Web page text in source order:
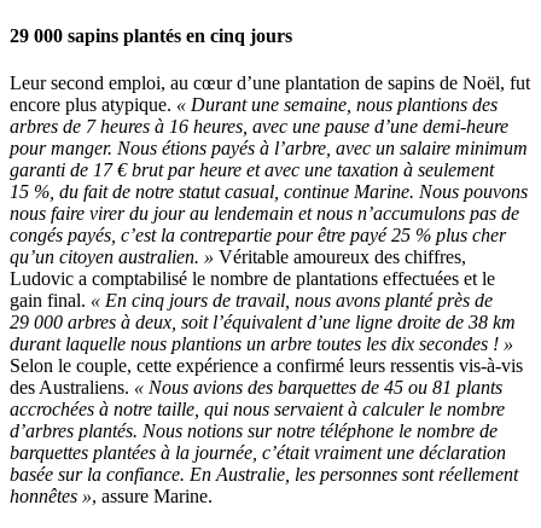
29 000 sapins plantés en cinq jours
Leur second emploi, au cœur d’une plantation de sapins de Noël, fut
encore plus atypique. « Durant une semaine, nous plantions des
arbres de 7 heures à 16 heures, avec une pause d’une demi-heure
pour manger. Nous étions payés à l’arbre, avec un salaire minimum
garanti de 17 € brut par heure et avec une taxation à seulement
15 %, du fait de notre statut casual, continue Marine. Nous pouvons
nous faire virer du jour au lendemain et nous n’accumulons pas de
congés payés, c’est la contrepartie pour être payé 25 % plus cher
qu’un citoyen australien. » Véritable amoureux des chiffres,
Ludovic a comptabilisé le nombre de plantations effectuées et le
gain final. « En cinq jours de travail, nous avons planté près de
29 000 arbres à deux, soit l’équivalent d’une ligne droite de 38 km
durant laquelle nous plantions un arbre toutes les dix secondes ! »
Selon le couple, cette expérience a confirmé leurs ressentis vis-à-vis
des Australiens. « Nous avions des barquettes de 45 ou 81 plants
accrochées à notre taille, qui nous servaient à calculer le nombre
d’arbres plantés. Nous notions sur notre téléphone le nombre de
barquettes plantées à la journée, c’était vraiment une déclaration
basée sur la confiance. En Australie, les personnes sont réellement
honnêtes », assure Marine.